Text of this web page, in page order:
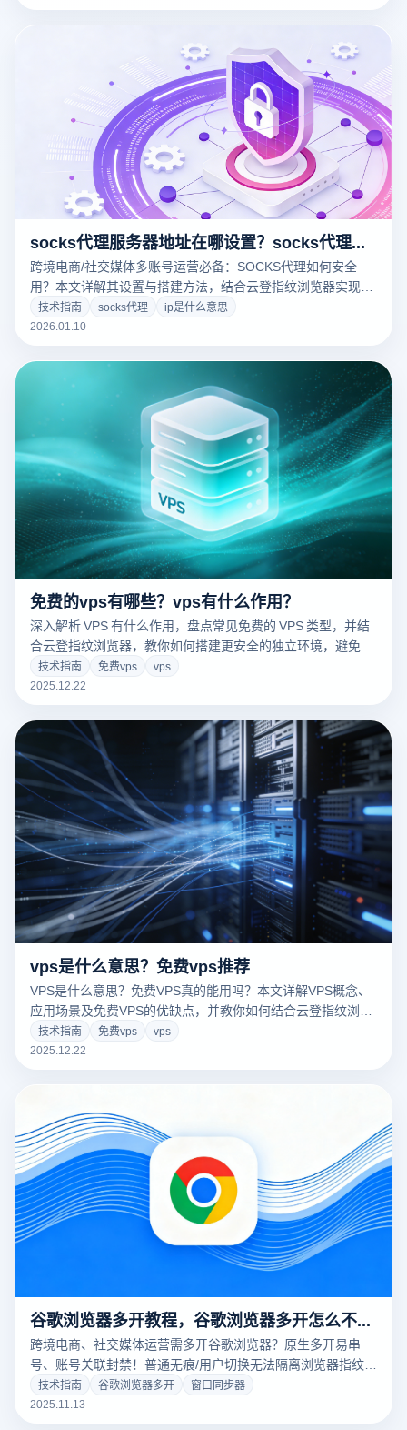
socks代理服务器地址在哪设置？socks代理服务器怎么搭建？
跨境电商/社交媒体多账号运营必备：SOCKS代理如何安全
用？本文详解其设置与搭建方法，结合云登指纹浏览器实现代
理与独立指纹精准适配，规避指纹关联导致的账号封禁，提升
代理安全性与运营价值。
技术指南 socks代理
ip是什么意思
2026.01.10
免费的vps有哪些？vps有什么作用？
深入解析 VPS 有什么作用，盘点常见免费的 VPS 类型，并结
合云登指纹浏览器，教你如何搭建更安全的独立环境，避免账
号关联风险。
技术指南 免费vps
vps
2025.12.22
vps是什么意思？免费vps推荐
VPS是什么意思？免费VPS真的能用吗？本文详解VPS概念、
应用场景及免费VPS的优缺点，并教你如何结合云登指纹浏览
器，打造更安全稳定的账号环境，避免风控风险。
技术指南 免费vps
vps
2025.12.22
谷歌浏览器多开教程，谷歌浏览器多开怎么不串号？
跨境电商、社交媒体运营需多开谷歌浏览器？原生多开易串
号、账号关联封禁！普通无痕/用户切换无法隔离浏览器指纹，
云登多开浏览器从根源解决问题，以专业指纹隔离技术实现谷
歌浏览器安全多开不串号。
技术指南 谷歌浏览器多开
窗口同步器
2025.11.13